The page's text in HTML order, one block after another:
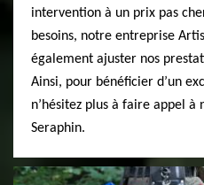
intervention à un prix pas
besoins, notre entreprise
également ajuster nos
Ainsi, pour bénéficier d’un
n’hésitez plus à faire appel
Seraphin.